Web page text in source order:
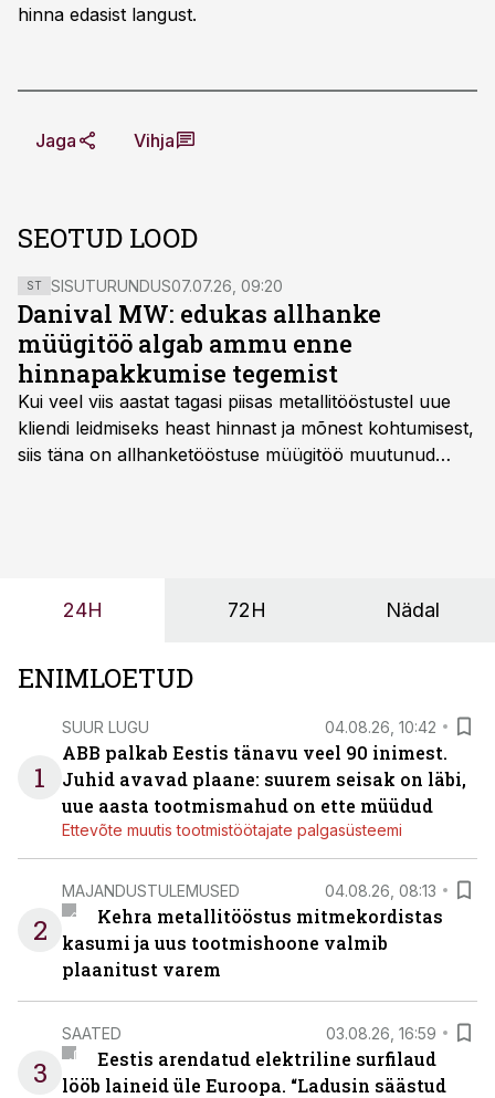
hinna edasist langust.
Jaga Vihja
SEOTUD LOOD
ST SISUTURUNDUS07.07.26, 09:20
Danival MW: edukas allhanke
müügitöö algab ammu enne
hinnapakkumise tegemist
Kui veel viis aastat tagasi piisas metallitööstustel uue
kliendi leidmiseks heast hinnast ja mõnest kohtumisest,
siis täna on allhanketööstuse müügitöö muutunud
24H 72H Nädal
ENIMLOETUD
1
SUUR LUGU 04.08.26, 10:42
ABB palkab Eestis tänavu veel 90 inimest.
Juhid avavad plaane: suurem seisak on läbi,
uue aasta tootmismahud on ette müüdud
Ettevõte muutis tootmistöötajate palgasüsteemi
2
MAJANDUSTULEMUSED 04.08.26, 08:13
Kehra metallitööstus mitmekordistas
kasumi ja uus tootmishoone valmib
plaanitust varem
3
SAATED 03.08.26, 16:59
Eestis arendatud elektriline surfilaud
lööb laineid üle Euroopa. “Ladusin säästud